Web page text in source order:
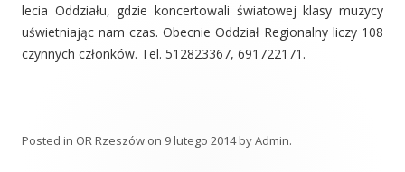
lecia Oddziału, gdzie koncertowali światowej klasy muzycy
uświetniając nam czas. Obecnie Oddział Regionalny liczy 108
czynnych członków. Tel. 512823367, 691722171.
Posted in OR Rzeszów on 9 lutego 2014byAdmin.